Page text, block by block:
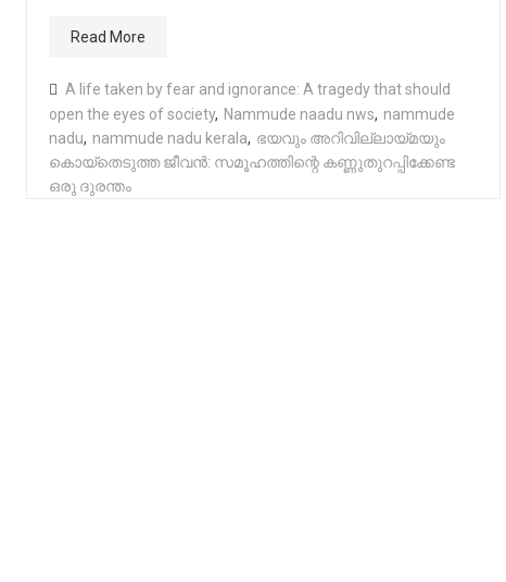
Read More
A life taken by fear and ignorance: A tragedy that should
open the eyes of society, Nammude naadu nws, nammude
nadu, nammude nadu kerala, ഭയവും അറിവില്ലായ്മയും
കൊയ്തെടുത്ത ജീവൻ: സമൂഹത്തിന്റെ കണ്ണുതുറപ്പിക്കേണ്ട
ഒരു ദുരന്തം